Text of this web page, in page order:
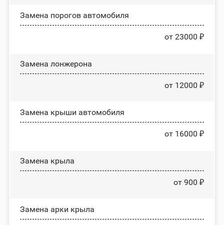
Замена порогов автомобиля
от 23000 ₽
Замена лонжерона
от 12000 ₽
Замена крыши автомобиля
от 16000 ₽
Замена крыла
от 900 ₽
Замена арки крыла